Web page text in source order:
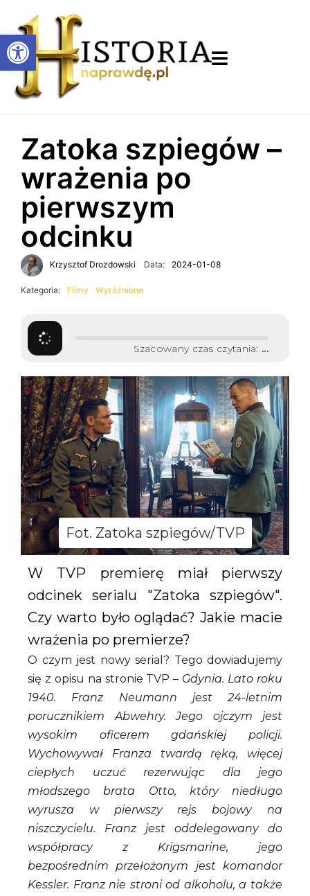
Otwórz pasek narzędzi
Zatoka szpiegów –
wrażenia po
pierwszym
odcinku
Krzysztof Drozdowski Data: 2024-01-08
Kategoria: Filmy Wyróżnione
Szacowany czas czytania: ...
Fot. Zatoka szpiegów/TVP
W TVP premierę miał pierwszy
odcinek serialu "Zatoka szpiegów".
Czy warto było oglądać? Jakie macie
wrażenia po premierze?
O czym jest nowy serial? Tego dowiadujemy
się z opisu na stronie TVP – Gdynia. Lato roku
1940. Franz Neumann jest 24-letnim
porucznikiem Abwehry. Jego ojczym jest
wysokim oficerem gdańskiej policji.
Wychowywał Franza twardą ręką, więcej
ciepłych uczuć rezerwując dla jego
młodszego brata Otto, który niedługo
wyrusza w pierwszy rejs bojowy na
niszczycielu. Franz jest oddelegowany do
współpracy z Krigsmarine, jego
bezpośrednim przełożonym jest komandor
Kessler. Franz nie stroni od alkoholu, a także